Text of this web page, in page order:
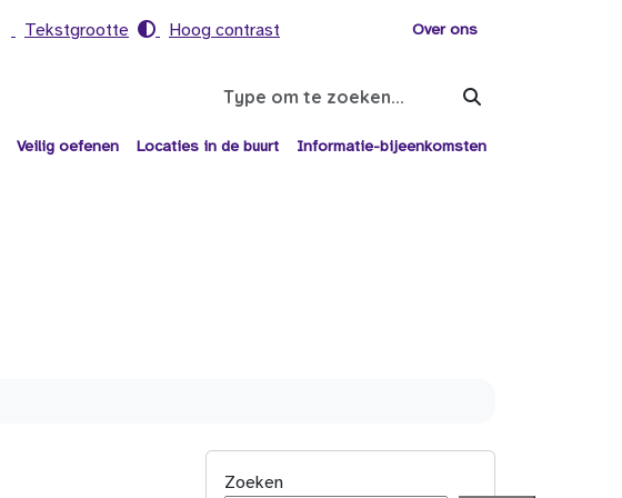
Tekstgrootte Hoog contrast Over ons
Search
Veilig oefenen Locaties in de buurt Informatie-bijeenkomsten
Zoeken